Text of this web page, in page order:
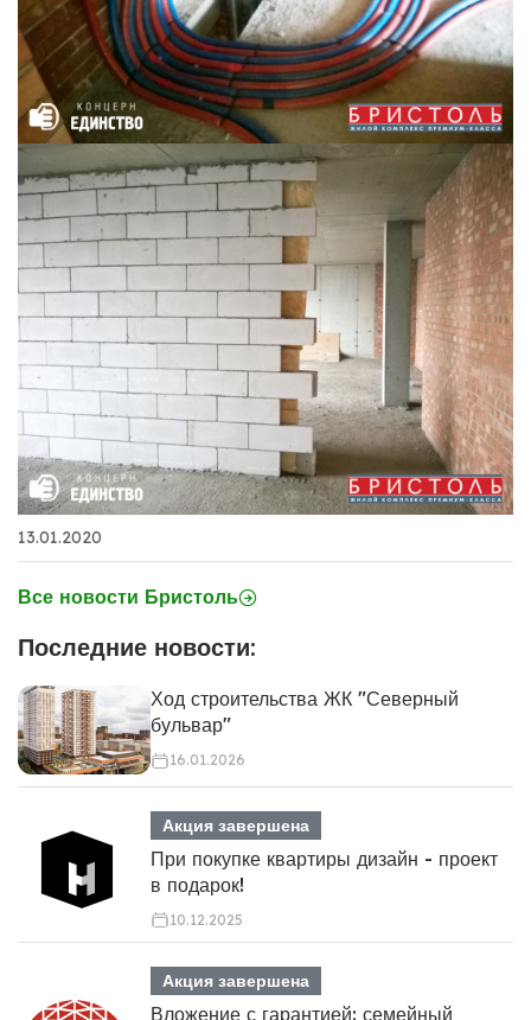
13.01.2020
Все новости Бристоль
Последние новости:
Ход строительства ЖК "Северный
бульвар"
16.01.2026
Акция завершена
При покупке квартиры дизайн - проект
в подарок!
10.12.2025
Акция завершена
Вложение с гарантией: семейный